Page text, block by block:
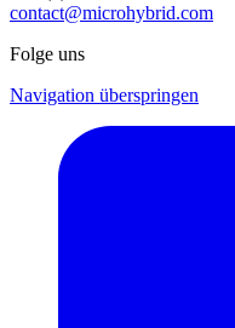
contact@microhybrid.com
Folge uns
Navigation überspringen